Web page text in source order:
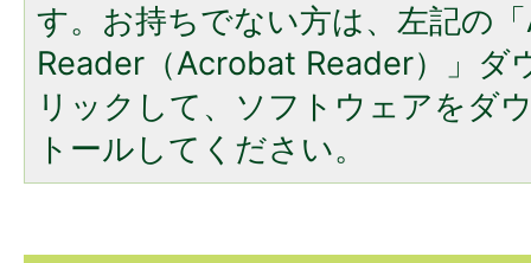
す。お持ちでない方は、左記の
Reader（Acrobat Reader）」ダ
リックして、ソフトウェアをダ
トールしてください。